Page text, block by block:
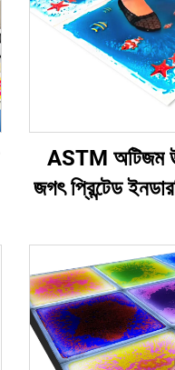
ASTM অটিজম
জগৎ প্রিন্টেড
খেলনা